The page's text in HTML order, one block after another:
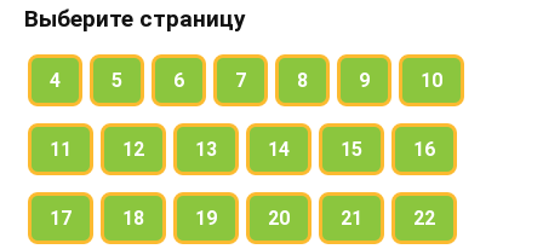
Выберите страницу
4 5 6 7 8 9 10
11 12 13 14 15 16
17 18 19 20 21 22